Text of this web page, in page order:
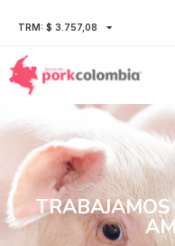
TRM: $ 3.757,08